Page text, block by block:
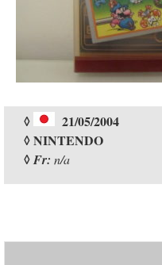
◊
21/05/2004
◊ NINTENDO
◊Fr: n/a